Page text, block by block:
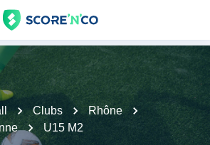
Clubs
Rhône
U15 M2